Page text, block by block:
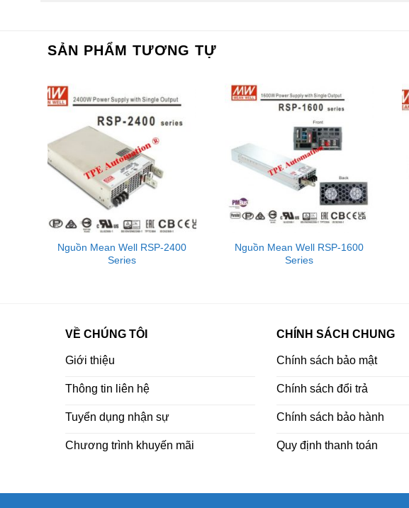
SẢN PHẨM TƯƠNG TỰ
Nguồn Mean Well RSP-2400
Series
Nguồn Mean Well RSP-1600
Series
VỀ CHÚNG TÔI
Giới thiệu
Thông tin liên hệ
Tuyển dụng nhận sự
Chương trình khuyến mãi
CHÍNH SÁCH CHUNG
Chính sách bảo mật
Chính sách đổi trả
Chính sách bảo hành
Quy định thanh toán